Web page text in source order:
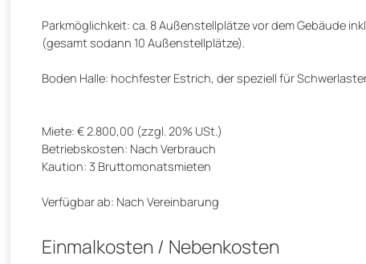
Parkmöglichkeit: ca. 8 Außenstellplätze vor dem Gebäude
(gesamt sodann 10 Außenstellplätze).
Boden Halle: hochfester Estrich, der speziell für
Miete: € 2.800,00 (zzgl. 20% USt.)
Betriebskosten: Nach Verbrauch
Kaution: 3 Bruttomonatsmieten
Verfügbar ab: Nach Vereinbarung
Einmalkosten / Nebenkosten